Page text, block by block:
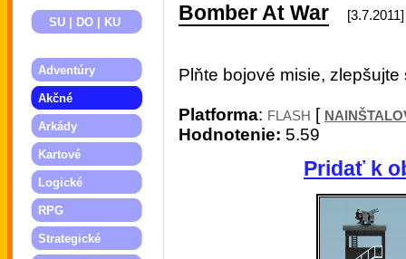
SU | DO | KU
Adventúry
Akčné
Arkády
Kartové
Logické
RPG
Strategické
Bomber At War [3.7.2011]
Plňte bojové misie, zlepšujte
Platforma: FLASH [
Hodnotenie: 5.59
Pridať k